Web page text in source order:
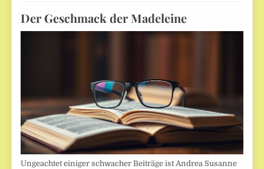
Der Geschmack der Madeleine
Ungeachtet einiger schwacher Beiträge ist Andrea Susanne